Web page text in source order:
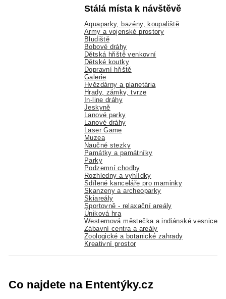
Stálá místa k návštěvě
Aquaparky, bazény, koupaliště
Army a vojenské prostory
Bludiště
Bobové dráhy
Dětská hřiště venkovní
Dětské koutky
Dopravní hřiště
Galerie
Hvězdárny a planetária
Hrady, zámky, tvrze
In-line dráhy
Jeskyně
Lanové parky
Lanové dráhy
Laser Game
Muzea
Naučné stezky
Památky a památníky
Parky
Podzemní chodby
Rozhledny a vyhlídky
Sdílené kanceláře pro maminky
Skanzeny a archeoparky
Skiareály
Sportovně - relaxační areály
Úniková hra
Westernová městečka a indiánské vesnice
Zábavní centra a areály
Zoologické a botanické zahrady
Kreativní prostor
Co najdete na Ententýky.cz